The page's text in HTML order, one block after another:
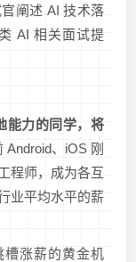
阐述 AI 技术落
AI 相关面试提
能力的同学，将
、iOS 刚
程师，成为各互
业平均水平的薪
涨薪的黄金机